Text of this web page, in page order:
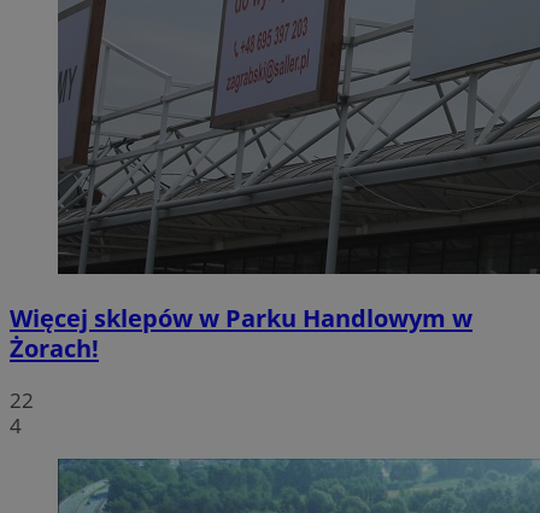
Więcej sklepów w Parku Handlowym w
Żorach!
22
4